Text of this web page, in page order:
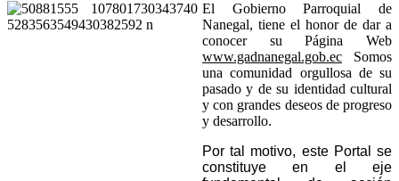
El Gobierno Parroquial de
Nanegal, tiene el honor de dar a
conocer su Página Web
www.gadnanegal.gob.ec Somos
una comunidad orgullosa de su
pasado y de su identidad cultural
y con grandes deseos de progreso
y desarrollo.
Por tal motivo, este Portal se
constituye en el eje